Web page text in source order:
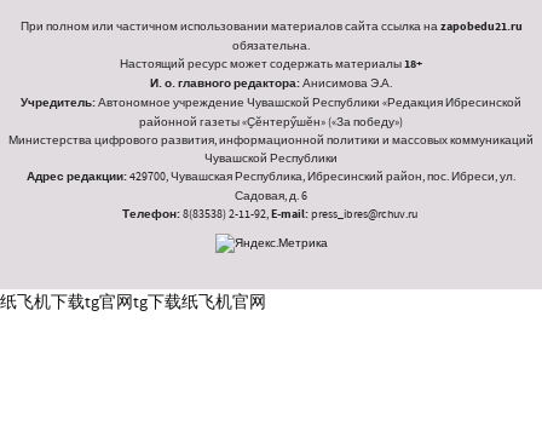
При полном или частичном использовании материалов сайта ссылка наzapobedu21.ru
обязательна.
Настоящий ресурс может содержать материалы18+
И. о. главного редактора:Анисимова Э.А.
Учредитель:Автономное учреждение Чувашской Республики «Редакция Ибресинской
районной газеты «Ҫӗнтерӳшӗн» («За победу»)
Министерства цифрового развития, информационной политики и массовых коммуникаций
Чувашской Республики
Адрес редакции:429700, Чувашская Республика, Ибресинский район, пос. Ибреси, ул.
Садовая, д. 6
Телефон:8(83538) 2-11-92,E-mail:press_ibres@rchuv.ru
纸飞机下载tg官网tg下载纸飞机官网